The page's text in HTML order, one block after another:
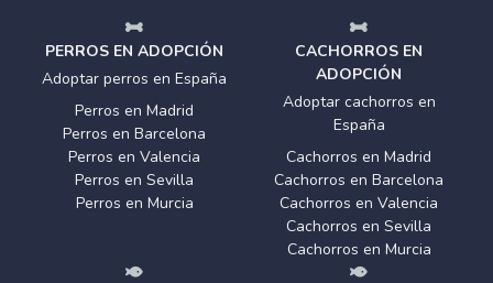
PERROS EN ADOPCIÓN
Adoptar perros en España
Perros en Madrid
Perros en Barcelona
Perros en Valencia
Perros en Sevilla
Perros en Murcia
CACHORROS EN
ADOPCIÓN
Adoptar cachorros en
España
Cachorros en Madrid
Cachorros en Barcelona
Cachorros en Valencia
Cachorros en Sevilla
Cachorros en Murcia